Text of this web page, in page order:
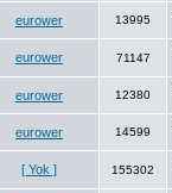
eurower 13995
eurower 71147
eurower 12380
eurower 14599
[ Yok ] 155302